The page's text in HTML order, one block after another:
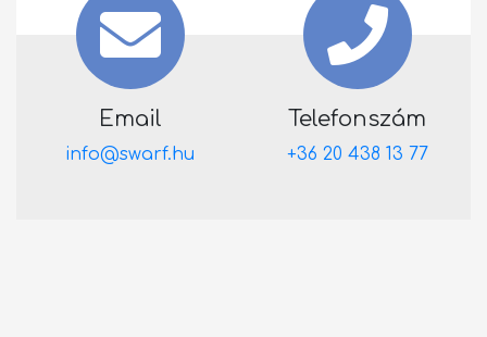
Email
info@swarf.hu
Telefonszám
+36 20 438 13 77